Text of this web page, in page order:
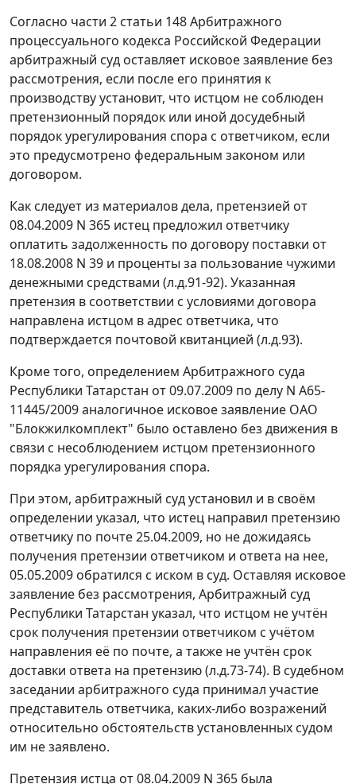
Согласно части 2 статьи 148Арбитражного
процессуального кодекса Российской Федерации
арбитражный суд оставляет исковое заявление без
рассмотрения, если после его принятия к
производству установит, что истцом не соблюден
претензионный порядок или иной досудебный
порядок урегулирования спора с ответчиком, если
это предусмотрено федеральным законом или
договором.
Как следует из материалов дела, претензией от
08.04.2009 N 365 истец предложил ответчику
оплатить задолженность по договору поставки от
18.08.2008 N 39 и проценты за пользование чужими
денежными средствами (л.д.91-92). Указанная
претензия в соответствии с условиями договора
направлена истцом в адрес ответчика, что
подтверждается почтовой квитанцией (л.д.93).
Кроме того, определением Арбитражного суда
Республики Татарстан от 09.07.2009 по делу N А65-
11445/2009 аналогичное исковое заявление ОАО
"Блокжилкомплект" было оставлено без движения в
связи с несоблюдением истцом претензионного
порядка урегулирования спора.
При этом, арбитражный суд установил и в своём
определении указал, что истец направил претензию
ответчику по почте 25.04.2009, но не дожидаясь
получения претензии ответчиком и ответа на нее,
05.05.2009 обратился с иском в суд. Оставляя исковое
заявление без рассмотрения, Арбитражный суд
Республики Татарстан указал, что истцом не учтён
срок получения претензии ответчиком с учётом
направления её по почте, а также не учтён срок
доставки ответа на претензию (л.д.73-74). В судебном
заседании арбитражного суда принимал участие
представитель ответчика, каких-либо возражений
относительно обстоятельств установленных судом
им не заявлено.
Претензия истца от 08.04.2009 N 365 была